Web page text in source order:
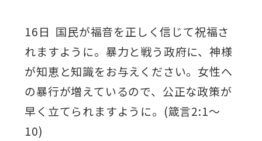
16日 国民が福音を正しく信じて祝福さ
れますように。暴力と戦う政府に、神様
が知恵と知識をお与えください。女性へ
の暴行が増えているので、公正な政策が
早く立てられますように。(箴言2:1～
10)